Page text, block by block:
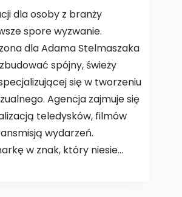
dla osoby z branży
spore wyzwanie.
dla Adama Stelmaszaka
spójny, świeży
się w tworzeniu
Agencja zajmuje się
teledysków, filmów
wydarzeń.
w znak, który niesie…